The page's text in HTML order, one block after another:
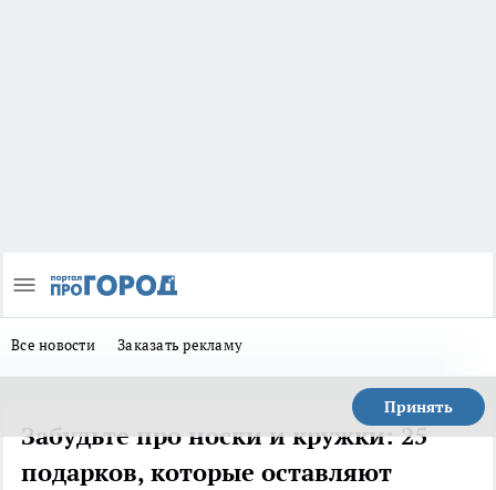
Все новости Заказать рекламу
Принять
Забудьте про носки и кружки: 25
подарков, которые оставляют